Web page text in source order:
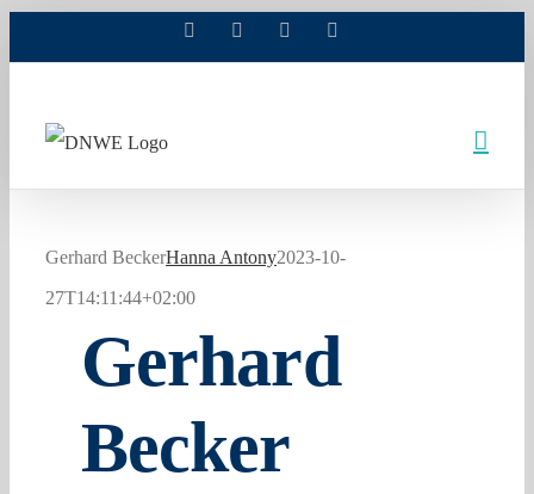
Facebook
Gerhard BeckerHanna Antony2023-10-
27T14:11:44+02:00
Gerhard
Becker